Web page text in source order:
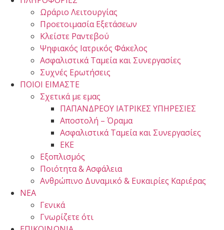
Ωράριο Λειτουργίας
Προετοιμασία Εξετάσεων
Κλείστε Ραντεβού
Ψηφιακός Ιατρικός Φάκελος
Ασφαλιστικά Ταμεία και Συνεργασίες
Συχνές Ερωτήσεις
ΠΟΙΟΙ ΕΙΜΑΣΤΕ
Σχετικά με εμας
ΠΑΠΑΝΔΡΕΟΥ ΙΑΤΡΙΚΕΣ ΥΠΗΡΕΣΙΕΣ
Αποστολή – Όραμα
Ασφαλιστικά Ταμεία και Συνεργασίες
ΕΚΕ
Εξοπλισμός
Ποιότητα & Ασφάλεια
Ανθρώπινο Δυναμικό & Ευκαιρίες Καριέρας
ΝΕΑ
Γενικά
Γνωρίζετε ότι